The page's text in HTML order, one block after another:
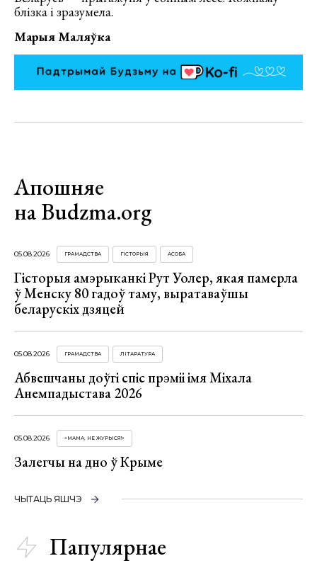
блізка і зразумела.
Марыя Маляўка
Апошняе
на Budzma.org
05.08.2026 ГРАМАДСТВА ГІСТОРЫЯ АСОБА
Гісторыя амэрыканкі Рут Уолер, якая памерла
ў Менску 80 гадоў таму, выратаваўшы
беларускіх дзяцей
05.08.2026 ГРАМАДСТВА ЛІТАРАТУРА
Абвешчаны доўгі спіс прэміі імя Міхала
Анемпадыстава 2026
05.08.2026 «МАМА, НЕ ЖУРЫСЯ!»
Залегчы на дно ў Крыме
ЧЫТАЦЬ ЯШЧЭ
Папулярнае